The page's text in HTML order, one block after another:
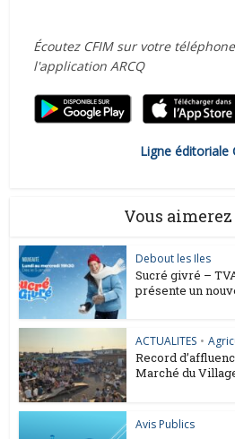
Écoutez CFIM sur votre
l'application ARCQ
Ligne éditoriale
Vous
Debout les Iles
Sucré givré –
présente un
ACTUALITES •
Record
Marché du
Avis Publics